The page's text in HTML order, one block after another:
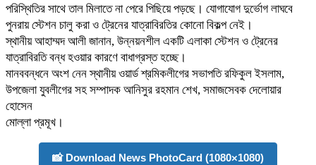
পরিস্থিতির সাথে তাল মিলাতে না পেরে পিছিয়ে পড়ছে। যোগাযোগ দুর্ভোগ লাঘবে
পুনরায় স্টেশন চালু করা ও ট্রেনের যাত্রাবিরতির কোনো বিকল্প নেই।
স্থানীয় আহাম্মদ আলী জানান, উন্নয়নশীল একটি এলাকা স্টেশন ও ট্রেনের
যাত্রাবিরতি বন্ধ হওয়ার কারণে বাধাগ্রস্ত হচ্ছে।
মানববন্ধনে অংশ নেন স্থানীয় ওয়ার্ড শ্রমিকলীগের সভাপতি রফিকুল ইসলাম,
উপজেলা যুবলীগের সহ সম্পাদক আনিসুর রহমান শেখ, সমাজসেবক দেলোয়ার
হোসেন
মোল্লা প্রমূখ।
📸 Download News PhotoCard (1080×1080)